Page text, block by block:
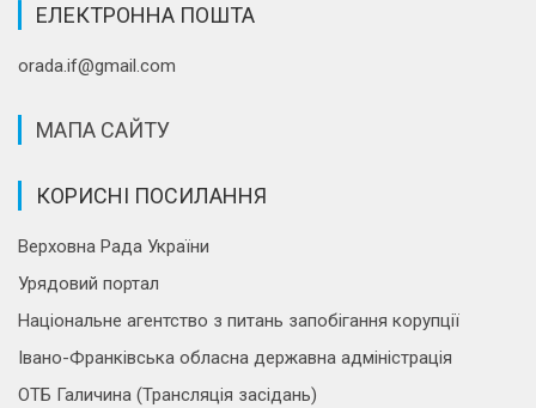
ЕЛЕКТРОННА ПОШТА
orada.if@gmail.com
МАПА САЙТУ
КОРИСНІ ПОСИЛАННЯ
Верховна Рада України
Урядовий портал
Національне агентство з питань запобігання корупції
Івано-Франківська обласна державна адміністрація
ОТБ Галичина (Трансляція засідань)